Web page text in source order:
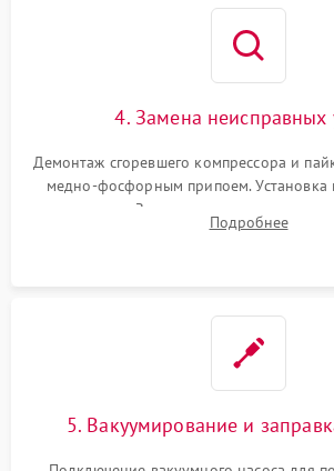
4. Замена неисправных
Демонтаж сгоревшего компрессора и
медно-фосфорным припоем. Установка
осушителя. Замена изношенных
сломанных заслонок или поврежденных
Подробнее
5. Вакуумирование и